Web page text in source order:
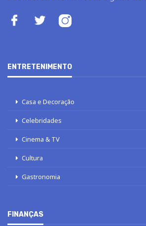
ENTRETENIMENTO
Casa e Decoração
Celebridades
Cinema & TV
Cultura
Gastronomia
FINANÇAS